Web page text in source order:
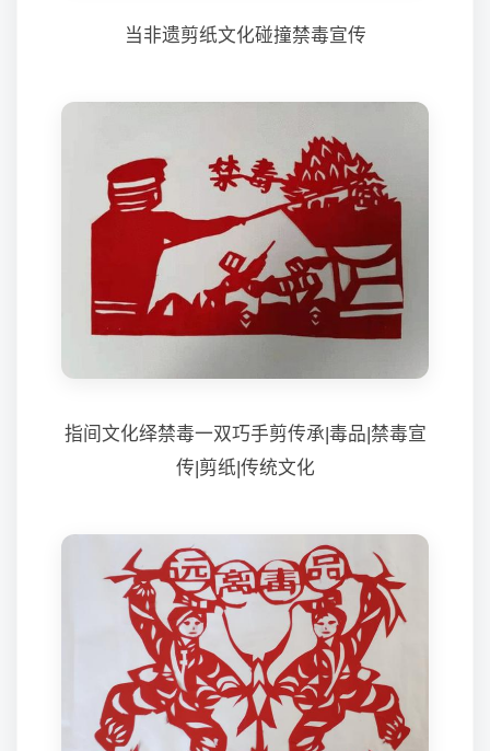
当非遗剪纸文化碰撞禁毒宣传
指间文化绎禁毒一双巧手剪传承|毒品|禁毒宣
传|剪纸|传统文化